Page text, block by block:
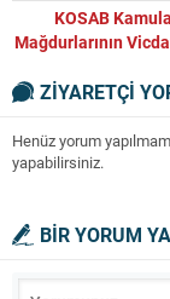
KOSAB
Mağdurlarının
ZİYARETÇİ
Henüz yorum
yapabilirsiniz.
BİR YORUM